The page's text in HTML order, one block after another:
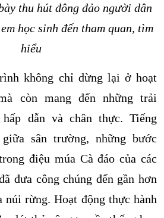
thu hút đông đảo người dân
học sinh đến tham quan, tìm
hiểu
không chỉ dừng lại ở hoạt
còn mang đến những trải
dẫn và chân thực. Tiếng
sân trường, những bước
điệu múa Cà đáo của các
đưa công chúng đến gần hơn
rừng. Hoạt động thực hành